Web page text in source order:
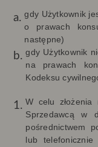
gdy Użytkownik
o prawach
następne)
gdy Użytkownik
na prawach
Kodeksu
W celu złożenia
Sprzedawcą w
pośrednictwem
lub